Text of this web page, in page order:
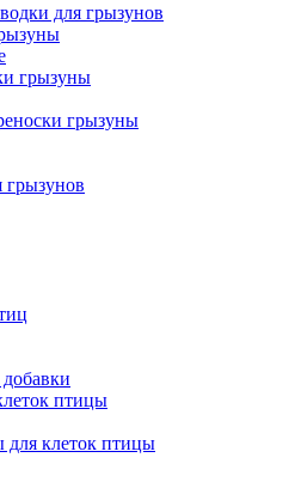
для грызунов
грызуны
грызуны
грызунов
птицы
для клеток птицы